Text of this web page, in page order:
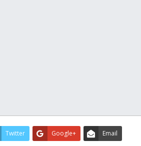
Twitter Google+ Email